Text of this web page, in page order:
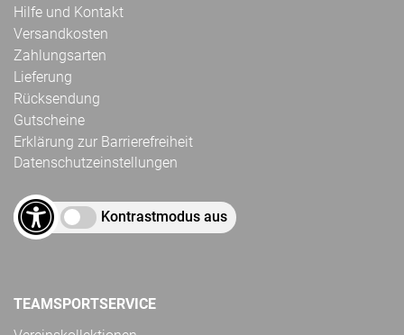
Hilfe und Kontakt
Versandkosten
Zahlungsarten
Lieferung
Rücksendung
Gutscheine
Erklärung zur Barrierefreiheit
Datenschutzeinstellungen
Kontrastmodus aus
TEAMSPORTSERVICE